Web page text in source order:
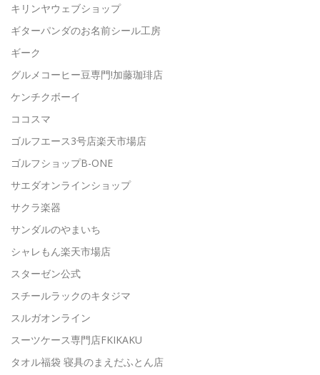
キリンヤウェブショップ
ギターパンダのお名前シール工房
ギーク
グルメコーヒー豆専門!加藤珈琲店
ケンチクボーイ
ココスマ
ゴルフエース3号店楽天市場店
ゴルフショップB-ONE
サエダオンラインショップ
サクラ楽器
サンダルのやまいち
シャレもん楽天市場店
スターゼン公式
スチールラックのキタジマ
スルガオンライン
スーツケース専門店FKIKAKU
タオル福袋 寝具のまえだふとん店